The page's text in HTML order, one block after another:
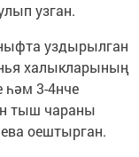
узган.
уздырылган
халыкларының
һәм 3-4нче
тыш чараны
оештырган.